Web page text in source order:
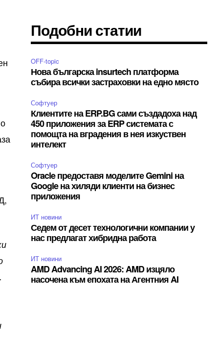
Подобни статии
OFF-topic
Нова българска insurtech платформа
събира всички застраховки на едно място
Софтуер
Клиентите на ERP.BG сами създадоха над
450 приложения за ERP системата с
помощта на вградения в нея изкуствен
интелект
Софтуер
Oracle предоставя моделите Gemini на
Google на хиляди клиенти на бизнес
приложения
ИТ новини
Седем от десет технологични компании у
нас предлагат хибридна работа
ИТ новини
AMD Advancing AI 2026: AMD изцяло
насочена към епохата на Агентния AI